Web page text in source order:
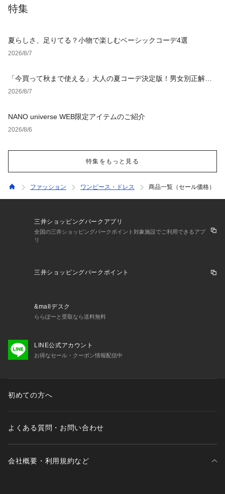
特集
夏らしさ、足りてる？小物で楽しむベーシックコーデ4選
2026/8/7
「今買って秋まで使える」大人の夏コーデ決定版！男女別正解ス
タイルとNGな着こなし
2026/8/7
NANO universe WEB限定アイテムのご紹介
2026/8/6
特集をもっと見る
ファッション ワンピース・ドレス 商品一覧（セール価格）
三井ショッピングパークアプリ
全国の三井ショッピングパークポイント対象施設でご利用できるアプ
リ
三井ショッピングパークポイント
&mallデスク
ららぽーと受取なら送料無料
LINE公式アカウント
お得なセール・クーポン情報配信中
初めての方へ
よくある質問・お問い合わせ
会社概要・利用規約など